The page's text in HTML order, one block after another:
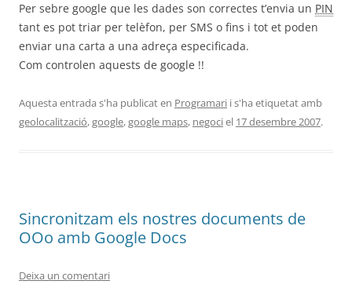
Per sebre google que les dades son correctes t’envia un PIN
tant es pot triar per telèfon, per SMS o fins i tot et poden
enviar una carta a una adreça especificada.
Com controlen aquests de google !!
Aquesta entrada s'ha publicat en Programari i s'ha etiquetat amb
geolocalització,google,google maps, negociel 17 desembre 2007.
Sincronitzam els nostres documents de
OOo amb Google Docs
Deixa un comentari